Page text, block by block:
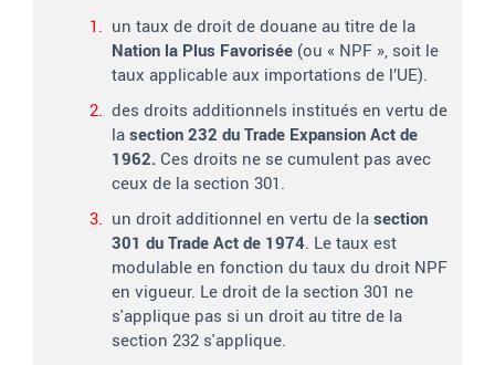
un taux de droit de douane au titre de la
Nation la Plus Favorisée(ou « NPF », soit le
taux applicable aux importations de l’UE).
des droits additionnels institués en vertu de
lasection 232 du Trade Expansion Act de
1962.Ces droits ne se cumulent pas avec
ceux de la section 301.
un droit additionnel en vertu de la section
301 du Trade Act de 1974. Le taux est
modulable en fonction du taux du droit NPF
en vigueur. Le droit de la section 301 ne
s'applique pas si un droit au titre de la
section 232 s'applique.